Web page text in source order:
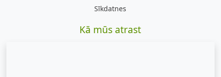
Sīkdatnes
Kā mūs atrast